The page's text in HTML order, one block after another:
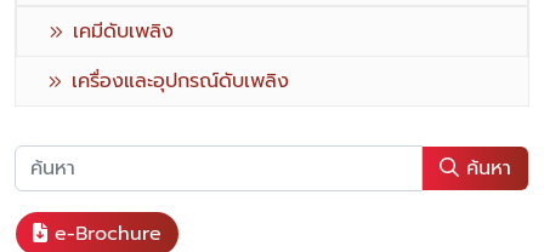
เคมีดับเพลิง
เครื่องและอุปกรณ์ดับเพลิง
ค้นหา
e-Brochure